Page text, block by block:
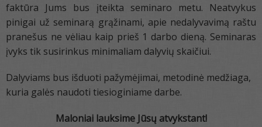
faktūra Jums bus įteikta seminaro metu. Neatvykus
pinigai už seminarą grąžinami, apie nedalyvavimą raštu
pranešus ne vėliau kaip prieš 1 darbo dieną. Seminaras
įvyks tik susirinkus minimaliam dalyvių skaičiui.
Dalyviams bus išduoti pažymėjimai, metodinė medžiaga,
kuria galės naudoti tiesioginiame darbe.
Maloniai lauksime Jūsų atvykstant!